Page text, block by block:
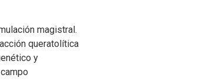
magistral.
queratolítica
y